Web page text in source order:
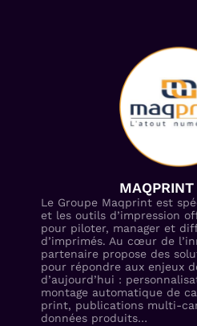
MAQPRINT
Le Groupe Maqprint est
et les outils d’impression
pour piloter, manager et
d’imprimés. Au cœur de
partenaire propose des
pour répondre aux enjeux
d’aujourd’hui :
montage automatique de
print, publications multi-
données produits…